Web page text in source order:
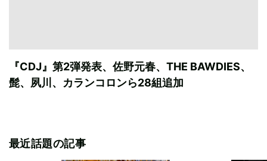
『CDJ』第2弾発表、佐野元春、THE BAWDIES、
髭、夙川、カランコロンら28組追加
最近話題の記事